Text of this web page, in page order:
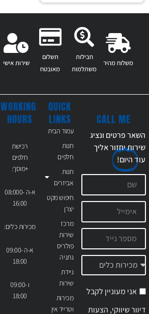
משלוח מהיר
חבילות
משתלמות
תשלום
מאובטח
שירות אישי
QUICK
LINKS
עמוד הבית
חנות
חלפים
חנות
אביזרים
חיפוש מקט
יצרן
מרכז
שירות
פולריס
נתניה
ניידת
שירות
מכירות
וטרייד אין
WORKING
HOURS
רכישת
חלפים
+מוסך:
א-ה 08:000-
16:00
מכירות כלים:
א-ה 09:00-
18:00
ו 09:00-
18:00
CALL ME
השאר פרטים ונציג
שירות יחזור אליך
עודהיום!
אני מעוניין לקבל
דיוור שיווקי, הצעות